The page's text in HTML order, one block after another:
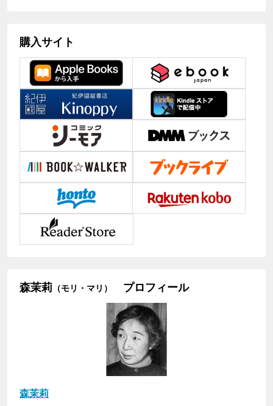
購入サイト
森茉莉 （モリ・マリ） プロフィール
森茉莉